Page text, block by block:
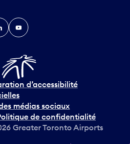
YouTube
d’accessibilité
médias sociaux
de confidentialité
Greater Toronto Airports